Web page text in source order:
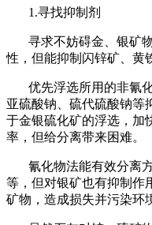
1.寻找抑制剂
寻求不妨碍金、银矿
性，但能抑制闪锌矿、黄
优先浮选所用的非氰
亚硫酸钠、硫代硫酸钠等
于金银硫化矿的浮选，加
率，但给分离带来困难。
氰化物法能有效分离
等，但对银矿也有抑制作
矿物，造成损失并污染环